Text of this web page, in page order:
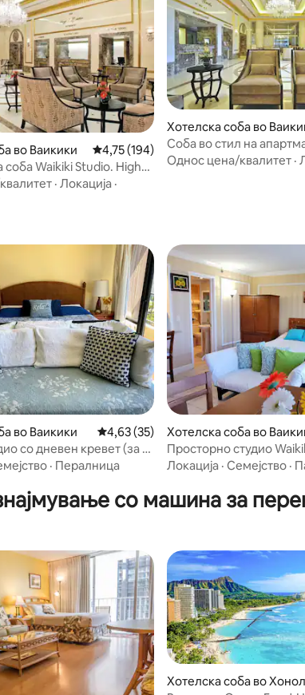
39 рецензии
во Ваикики Просечна оцена: 4,75 од 5, 194
4,75 (194)
Waikiki Studio. High
· Локација ·
Хотелска соба во
Соба во стил на
месец
Однос цена/квалитет ·
35 рецензии
во Ваикики Просечна оцена: 4,63 од 5, 35
4,63 (35)
со дневен кревет (за 4
· Пералница
Хотелска соба во
Просторно студио
Локација · Семејство ·
со машина за
3 рецензии Хотелска соба во